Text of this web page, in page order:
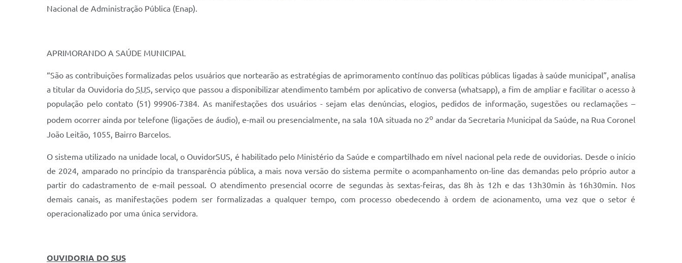
Nacional de Administração Pública (Enap).
APRIMORANDO A SAÚDE MUNICIPAL
“São as contribuições formalizadas pelos usuários que nortearão as estratégias de aprimoramento contínuo das políticas públicas ligadas à saúde municipal”, analisa
a titular da Ouvidoria do SUS, serviço que passou a disponibilizar atendimento também por aplicativo de conversa (whatsapp), a fim de ampliar e facilitar o acesso à
população pelo contato (51) 99906-7384. As manifestações dos usuários - sejam elas denúncias, elogios, pedidos de informação, sugestões ou reclamações –
podem ocorrer ainda por telefone (ligações de áudio), e-mail ou presencialmente, na sala 10A situada no 2o andar da Secretaria Municipal da Saúde, na Rua Coronel
João Leitão, 1055, Bairro Barcelos.
O sistema utilizado na unidade local, o OuvidorSUS, é habilitado pelo Ministério da Saúde e compartilhado em nível nacional pela rede de ouvidorias. Desde o início
de 2024, amparado no princípio da transparência pública, a mais nova versão do sistema permite o acompanhamento on-line das demandas pelo próprio autor a
partir do cadastramento de e-mail pessoal. O atendimento presencial ocorre de segundas às sextas-feiras, das 8h às 12h e das 13h30min às 16h30min. Nos
demais canais, as manifestações podem ser formalizadas a qualquer tempo, com processo obedecendo à ordem de acionamento, uma vez que o setor é
operacionalizado por uma única servidora.
OUVIDORIA DO SUS